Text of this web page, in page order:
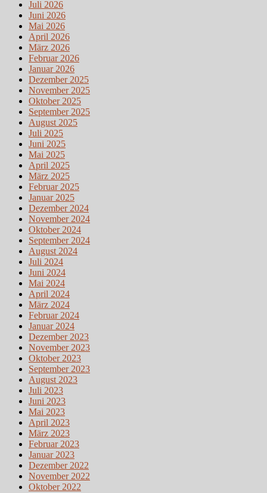
Juli 2026
Juni 2026
Mai 2026
April 2026
März 2026
Februar 2026
Januar 2026
Dezember 2025
November 2025
Oktober 2025
September 2025
August 2025
Juli 2025
Juni 2025
Mai 2025
April 2025
März 2025
Februar 2025
Januar 2025
Dezember 2024
November 2024
Oktober 2024
September 2024
August 2024
Juli 2024
Juni 2024
Mai 2024
April 2024
März 2024
Februar 2024
Januar 2024
Dezember 2023
November 2023
Oktober 2023
September 2023
August 2023
Juli 2023
Juni 2023
Mai 2023
April 2023
März 2023
Februar 2023
Januar 2023
Dezember 2022
November 2022
Oktober 2022